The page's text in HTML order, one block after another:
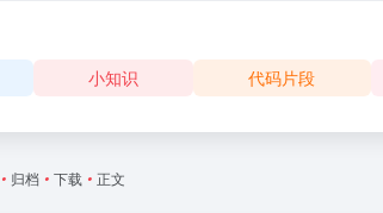
小知识 代码片段
• 归档 • 下载 • 正文